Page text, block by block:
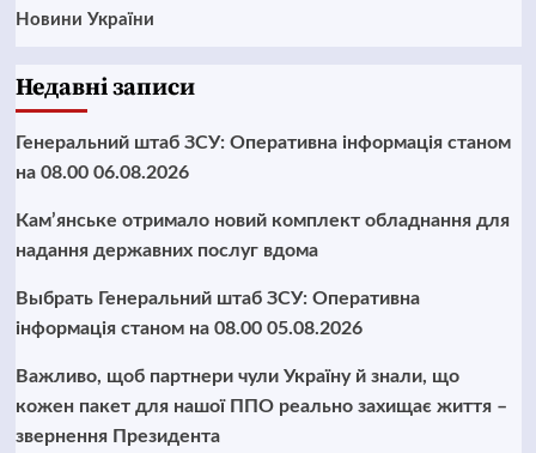
Новини України
Недавні записи
Генеральний штаб ЗСУ: Оперативна інформація станом
на 08.00 06.08.2026
Кам’янське отримало новий комплект обладнання для
надання державних послуг вдома
Выбрать Генеральний штаб ЗСУ: Оперативна
інформація станом на 08.00 05.08.2026
Важливо, щоб партнери чули Україну й знали, що
кожен пакет для нашої ППО реально захищає життя –
звернення Президента